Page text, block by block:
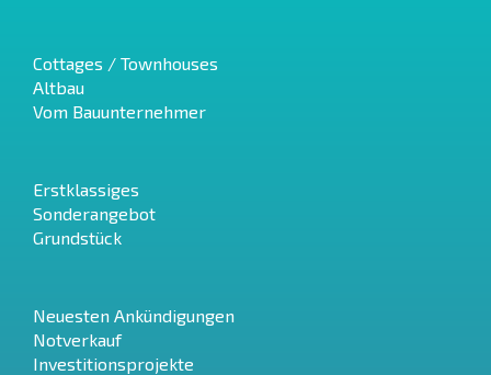
Cottages / Townhouses
Altbau
Vom Bauunternehmer
Erstklassiges
Sonderangebot
Grundstück
Neuesten Ankündigungen
Notverkauf
Investitionsprojekte